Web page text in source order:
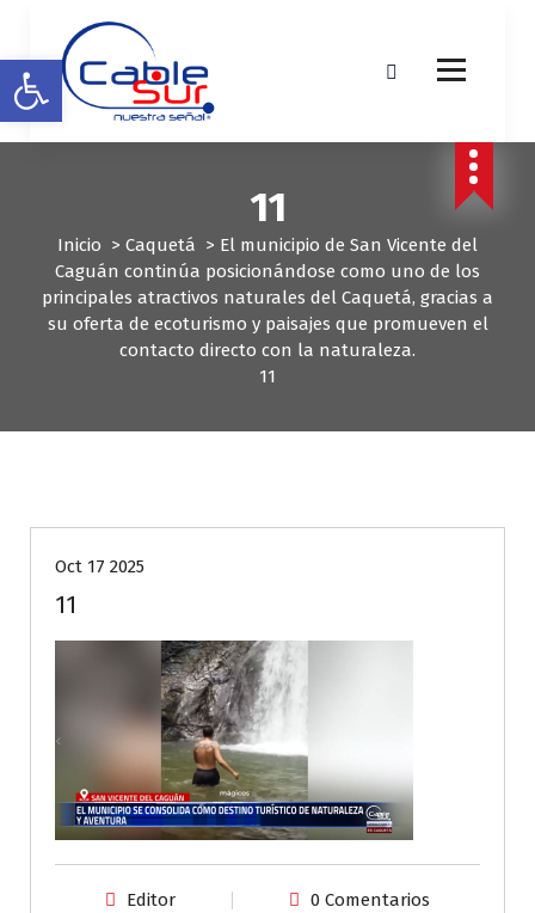
Abrir barra de herramientas
l
a
r
o
11
Inicio > Caquetá > El municipio de San Vicente del
Caguán continúa posicionándose como uno de los
principales atractivos naturales del Caquetá, gracias a
su oferta de ecoturismo y paisajes que promueven el
contacto directo con la naturaleza.
11
Oct 17 2025
11
Editor 0 Comentarios